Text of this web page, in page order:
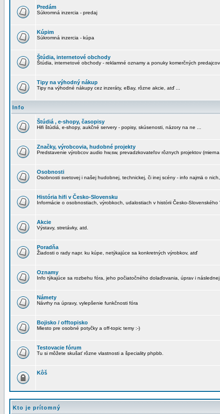
Predám
Súkromná inzercia - predaj
Kúpim
Súkromná inzercia - kúpa
Štúdia, internetové obchody
Štúdia, internetové obchody - reklamné oznamy a ponuky komerčných predajcov
Tipy na výhodný nákup
Tipy na výhodné nákupy cez inzeráty, eBay, rôzne akcie, atď ...
Info
Štúdiá , e-shopy, časopisy
Hifi štúdiá, e-shopy, aukčné servery - popisy, skúsenosti, názory na ne ...
Značky, výrobcovia, hudobné projekty
Predstavenie výrobcov audio hw,sw, prevadzkovateľov rôznych projektov
Osobnosti
Osobnosti svetovej i našej hudobnej, technickej, či inej scény - info najmä o
História hifi v Česko-Slovensku
Informácie o osobnostiach, výrobkoch, udalostiach v histórii Česko-Slovenského
Akcie
Výstavy, stretávky, atd.
Poradňa
Žiadosti o rady napr. ku kúpe, netýkajúce sa konkretných výrobkov, atď
Oznamy
Info týkajúce sa rozbehu fóra, jeho počiatočného dolaďovania, úprav i
Námety
Návrhy na úpravy, vylepšenie funkčnosti fóra
Bojisko / offtopisko
Miesto pre osobné potyčky a off-topic temy :-)
Testovacie fórum
Tu si môžete skušať rôzne vlastnosti a špeciality phpbb.
Kôš
Kto je prítomný